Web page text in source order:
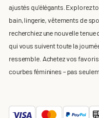
ajustés qu'élégants. Explorez
bain, lingerie, vêtements de
recherchiez une nouvelle
qui vous suivent toute la
ressemble. Achetez vos
courbes féminines – pas